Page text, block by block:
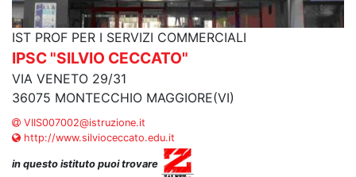
IST PROF PER I SERVIZI COMMERCIALI
IPSC "SILVIO CECCATO"
VIA VENETO 29/31
36075 MONTECCHIO MAGGIORE(VI)
VIIS007002@istruzione.it
http://www.silvioceccato.edu.it
in questo istituto puoi trovare